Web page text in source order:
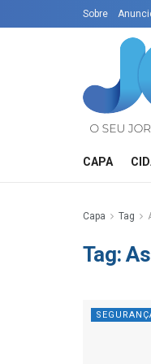
Sobre
CAPA
Capa Tag
Tag: